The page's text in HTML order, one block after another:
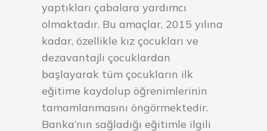
yaptıkları çabalara yardımcı
olmaktadır. Bu amaçlar, 2015 yılına
kadar, özellikle kız çocukları ve
dezavantajlı çocuklardan
başlayarak tüm çocukların ilk
eğitime kaydolup öğrenimlerinin
tamamlanmasını öngörmektedir.
Banka’nın sağladığı eğitimle ilgili